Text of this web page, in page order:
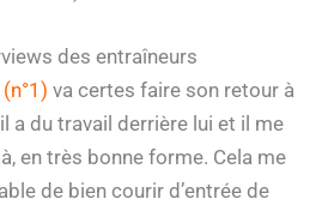
des entraîneurs
va certes faire son retour à
a du travail derrière lui et il me
en très bonne forme. Cela me
de bien courir d’entrée de